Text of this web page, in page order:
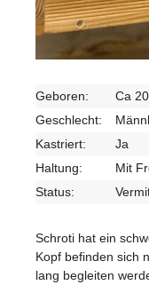
Geboren:
Ca
Geschlecht:
Kastriert:
Ja
Haltung:
Mit
Status:
Schroti hat ein
Kopf befinden sich
lang begleiten